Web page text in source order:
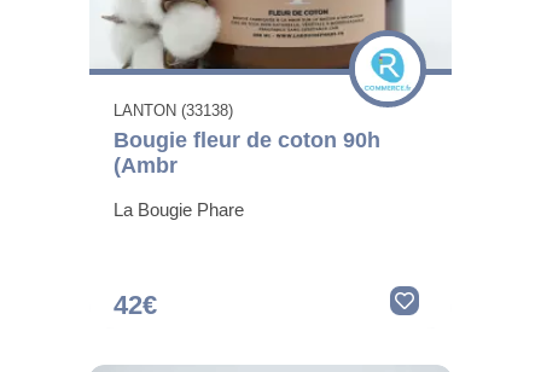
LANTON (33138)
Bougie fleur de coton 90h
(Ambr
La Bougie Phare
42€